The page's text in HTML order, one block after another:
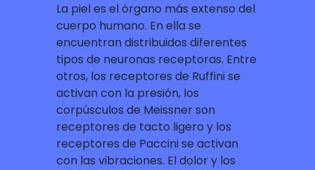
La piel es el órgano más extenso del
cuerpo humano. En ella se
encuentran distribuidos diferentes
tipos de neuronas receptoras. Entre
otros, los receptores de Ruffini se
activan con la presión, los
corpúsculos de Meissner son
receptores de tacto ligero y los
receptores de Paccini se activan
con las vibraciones. El dolor y los